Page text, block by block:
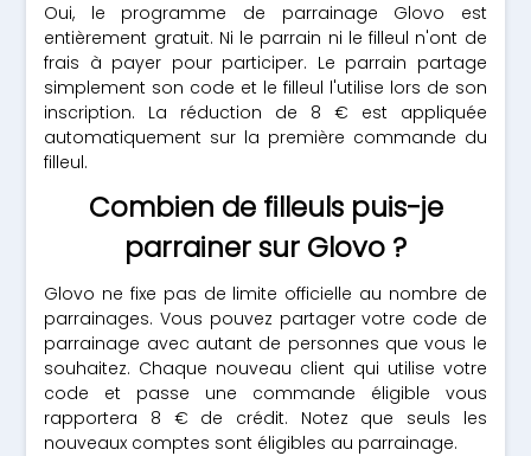
Oui, le programme de parrainage Glovo est
entièrement gratuit. Ni le parrain ni le filleul n'ont de
frais à payer pour participer. Le parrain partage
simplement son code et le filleul l'utilise lors de son
inscription. La réduction de 8 € est appliquée
automatiquement sur la première commande du
filleul.
Combien de filleuls puis-je
parrainer sur Glovo ?
Glovo ne fixe pas de limite officielle au nombre de
parrainages. Vous pouvez partager votre code de
parrainage avec autant de personnes que vous le
souhaitez. Chaque nouveau client qui utilise votre
code et passe une commande éligible vous
rapportera 8 € de crédit. Notez que seuls les
nouveaux comptes sont éligibles au parrainage.